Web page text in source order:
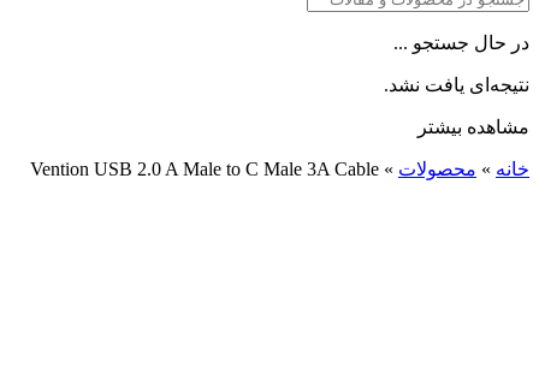
در حال جستجو ...
نتیجه‌ای یافت نشد.
مشاهده بیشتر
خانه » محصولات »
Vention USB 2.0 A Male to C Male 3A Cable